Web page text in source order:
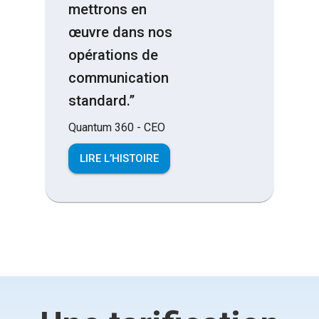
mettrons en
œuvre dans nos
opérations de
communication
standard.”
Quantum 360 - CEO
LIRE L’HISTOIRE